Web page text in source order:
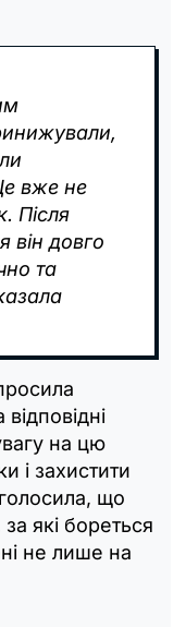
вже не
Після
він довго
та
на цю
і захистити
що
за які бореться
не лише на